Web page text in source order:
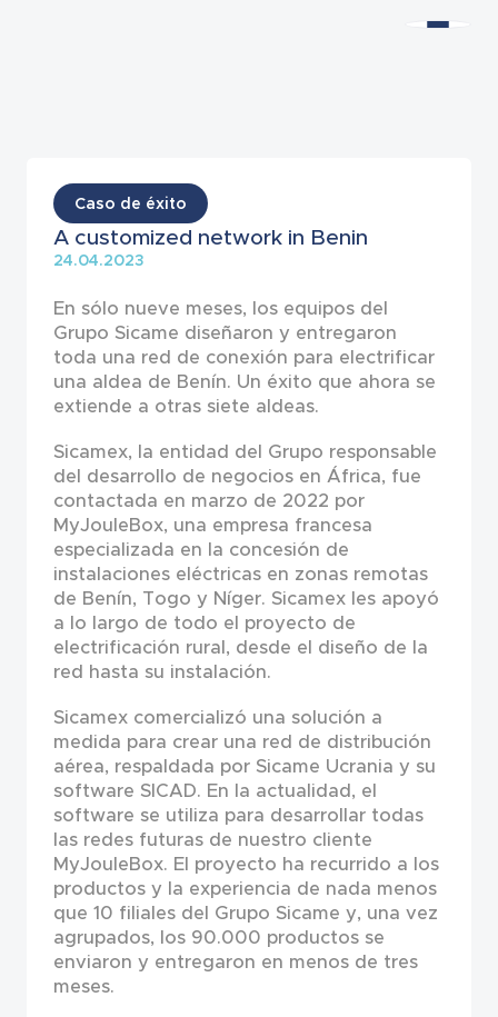
Noticias
Caso de éxito
A customized network in Benin
24.04.2023
En sólo nueve meses, los equipos del
Grupo Sicame diseñaron y entregaron
toda una red de conexión para electrificar
una aldea de Benín. Un éxito que ahora se
extiende a otras siete aldeas.
Sicamex, la entidad del Grupo responsable
del desarrollo de negocios en África, fue
contactada en marzo de 2022 por
MyJouleBox, una empresa francesa
especializada en la concesión de
instalaciones eléctricas en zonas remotas
de Benín, Togo y Níger. Sicamex les apoyó
a lo largo de todo el proyecto de
electrificación rural, desde el diseño de la
red hasta su instalación.
Sicamex comercializó una solución a
medida para crear una red de distribución
aérea, respaldada por Sicame Ucrania y su
software SICAD. En la actualidad, el
software se utiliza para desarrollar todas
las redes futuras de nuestro cliente
MyJouleBox. El proyecto ha recurrido a los
productos y la experiencia de nada menos
que 10 filiales del Grupo Sicame y, una vez
agrupados, los 90.000 productos se
enviaron y entregaron en menos de tres
meses.